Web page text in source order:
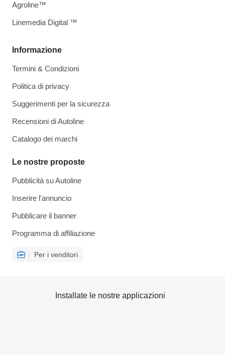
Informazione
Termini & Condizioni
Politica di privacy
Suggerimenti per la sicurezza
Recensioni di Autoline
Catalogo dei marchi
Le nostre proposte
Pubblicità su Autoline
Inserire l'annuncio
Pubblicare il banner
Programma di affiliazione
Per i venditori
Agroline™
Linemedia Digital ™
Installate le nostre applicazioni